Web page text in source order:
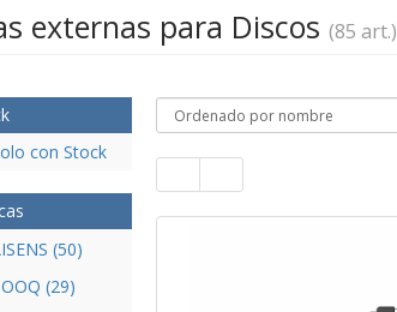
externas para Discos (85 art.)
con Stock
(50)
(29)